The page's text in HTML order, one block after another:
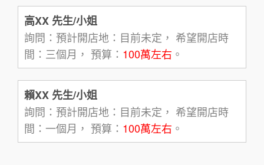
高XX 先生/小姐
詢問：預計開店地：目前未定， 希望開店時
間：三個月， 預算： 100萬左右 。
賴XX 先生/小姐
詢問：預計開店地：目前未定， 希望開店時
間：一個月， 預算： 100萬左右 。